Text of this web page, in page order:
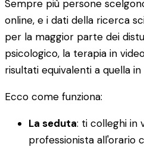
Sempre più persone
online, e i dati della ricerca
per la maggior parte dei
psicologico, la terapia in
risultati equivalenti a quella in
Ecco come funziona:
La seduta: ti colleghi in
professionista all'orario